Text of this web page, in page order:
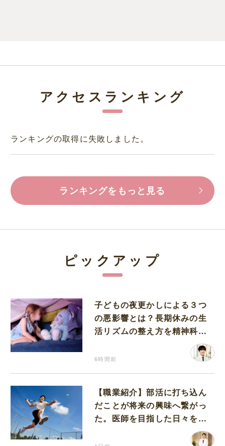
アクセスランキング
ランキングの取得に失敗しました。
ランキングをもっと見る
ピックアップ
子どもの夜更かしによる３つ
の悪影響とは？長期休みの生
活リズムの整え方を精神科医
6時間前
【職業紹介】部活に打ち込ん
だことが将来の興味へ繋がっ
た。医師を目指した日々を振